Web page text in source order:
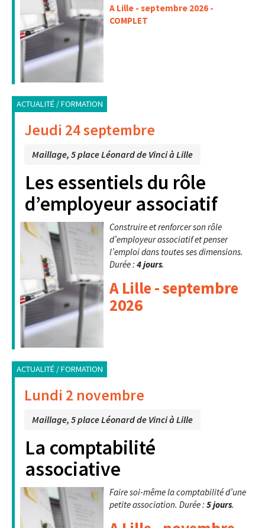
A Lille - septembre 2026 -
COMPLET
ACTUALITÉ / FORMATION
Jeudi 24 septembre
Maillage, 5 place Léonard de Vinci à Lille
Les essentiels du rôle
d’employeur associatif
Construire et renforcer son rôle
d’employeur associatif et penser
l’emploi dans toutes ses dimensions.
Durée :4 jours.
A Lille - septembre
2026
ACTUALITÉ / FORMATION
Lundi 2 novembre
Maillage, 5 place Léonard de Vinci à Lille
La comptabilité
associative
Faire soi-même la comptabilité d’une
petite association. Durée :5 jours.